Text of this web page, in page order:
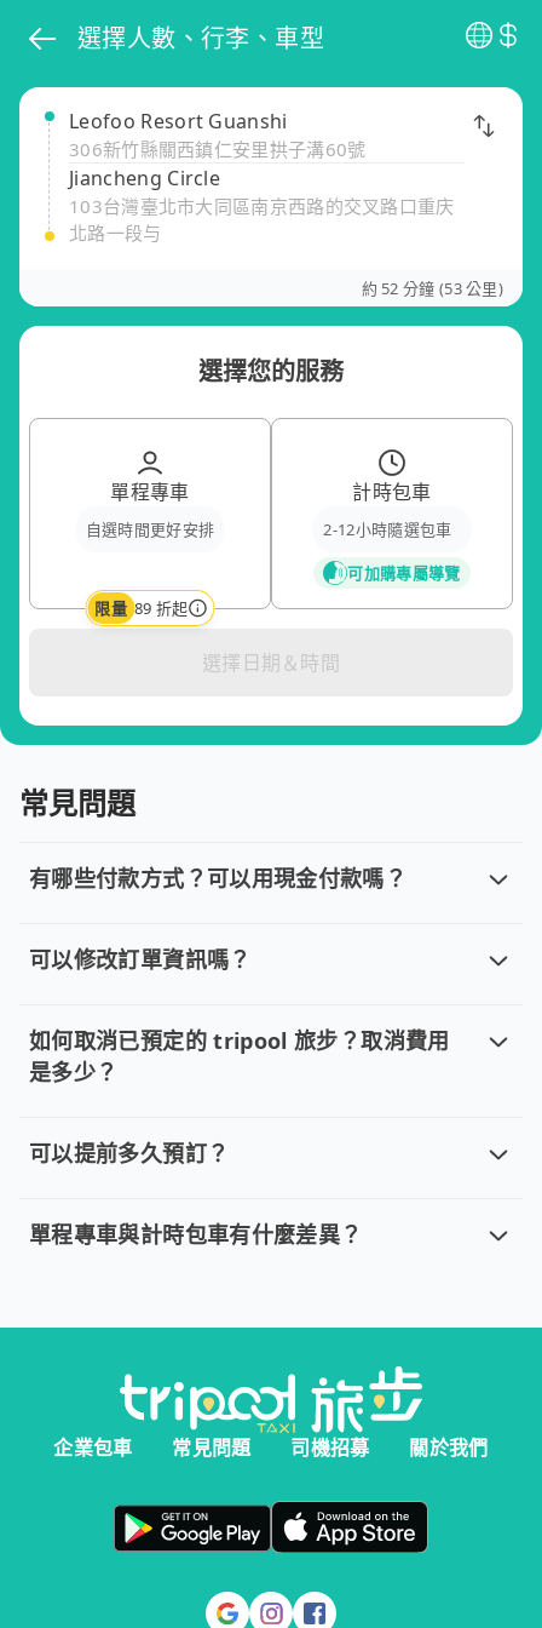
選擇人數、行李、車型
Leofoo Resort Guanshi
306新竹縣關西鎮仁安里拱子溝60號
Jiancheng Circle
103台灣臺北市大同區南京西路的交叉路口重庆
北路一段与
約 52 分鐘 (53 公里)
選擇您的服務
限量 89 折起
單程專車
自選時間更好安排
計時包車
2-12小時隨選包車
可加購專屬導覽
選擇日期＆時間
常見問題
有哪些付款方式？可以用現金付款嗎？
可以修改訂單資訊嗎？
如何取消已預定的 tripool 旅步？取消費用
是多少？
可以提前多久預訂？
單程專車與計時包車有什麼差異？
企業包車 常見問題 司機招募 關於我們